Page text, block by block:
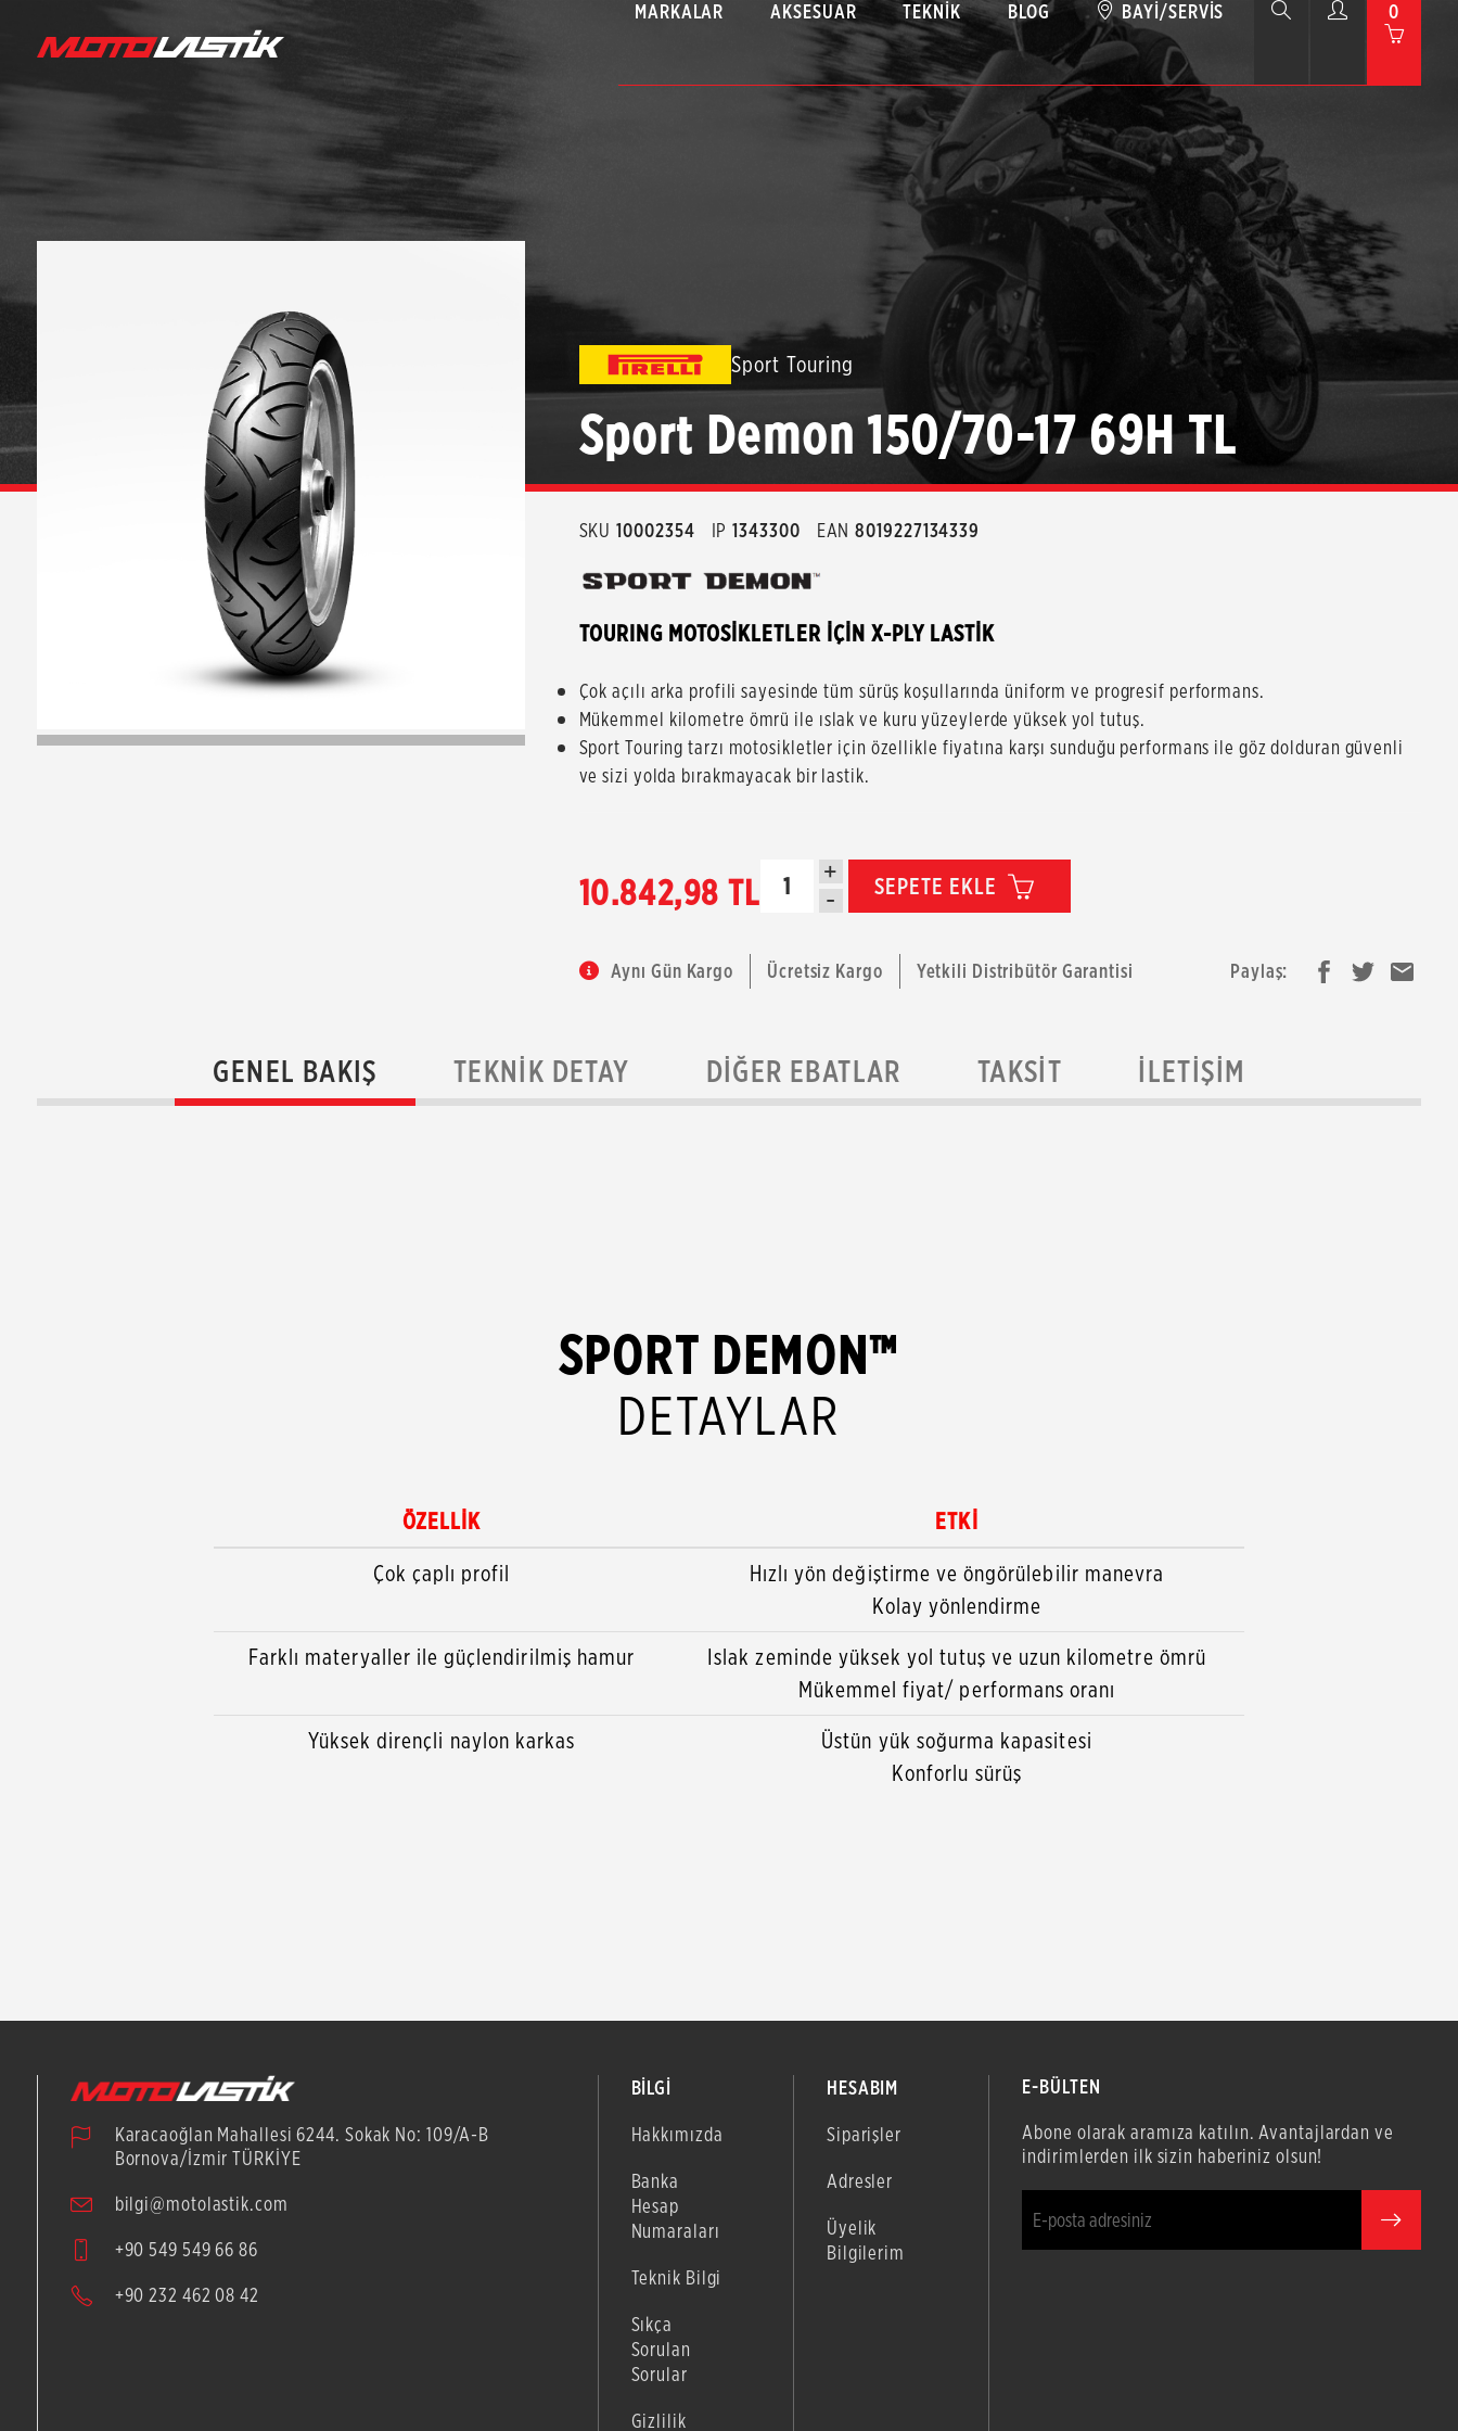
MARKALAR AKSESUAR TEKNIK BLOG BAYI/SERVIS 0
Sport Touring
Sport Demon 150/70-17 69H TL
SKU 10002354 IP 1343300 EAN 8019227134339
TOURING MOTOSİKLETLER İÇİN X-PLY LASTİK
Çok açılı arka profili sayesinde tüm sürüş koşullarında üniform ve progresif performans.
Mükemmel kilometre ömrü ile ıslak ve kuru yüzeylerde yüksek yol tutuş.
Sport Touring tarzı motosikletler için özellikle fiyatına karşı sunduğu performans ile göz dolduran güvenli
ve sizi yolda bırakmayacak bir lastik.
10.842,98 TL +
- SEPETE EKLE
Aynı Gün Kargo Ücretsiz Kargo Yetkili Distribütör Garantisi Paylaş:
GENEL BAKIŞ TEKNIK DETAY DIĞER EBATLAR TAKSIT İLETIŞIM
SPORT DEMON™
DETAYLAR
ÖZELLİK
ETKİ
Çok çaplı profil
Hızlı yön değiştirme ve öngörülebilir manevra
Kolay yönlendirme
Farklı materyaller ile güçlendirilmiş hamur
Islak zeminde yüksek yol tutuş ve uzun kilometre ömrü
Mükemmel fiyat/ performans oranı
Yüksek dirençli naylon karkas
Üstün yük soğurma kapasitesi
Konforlu sürüş
Karacaoğlan Mahallesi 6244. Sokak No: 109/A-B
Bornova/İzmir TÜRKİYE
bilgi@motolastik.com
+90 549 549 66 86
+90 232 462 08 42
BİLGİ
Hakkımızda
Banka
Hesap
Numaraları
Teknik Bilgi
Sıkça
Sorulan
Sorular
Gizlilik
HESABIM
Siparişler
Adresler
Üyelik
Bilgilerim
E-BÜLTEN
Abone olarak aramıza katılın. Avantajlardan ve
indirimlerden ilk sizin haberiniz olsun!